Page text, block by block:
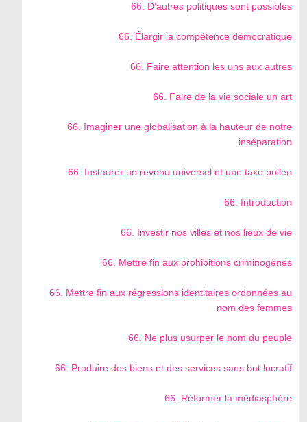
66. D’autres politiques sont possibles
66. Élargir la compétence démocratique
66. Faire attention les uns aux autres
66. Faire de la vie sociale un art
66. Imaginer une globalisation à la hauteur de notre
inséparation
66. Instaurer un revenu universel et une taxe pollen
66. Introduction
66. Investir nos villes et nos lieux de vie
66. Mettre fin aux prohibitions criminogènes
66. Mettre fin aux régressions identitaires ordonnées au
nom des femmes
66. Ne plus usurper le nom du peuple
66. Produire des biens et des services sans but lucratif
66. Réformer la médiasphère